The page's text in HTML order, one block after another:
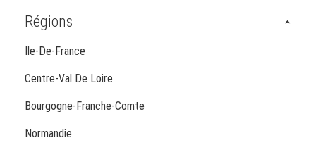
Régions
Ile-De-France
Centre-Val De Loire
Bourgogne-Franche-Comte
Normandie